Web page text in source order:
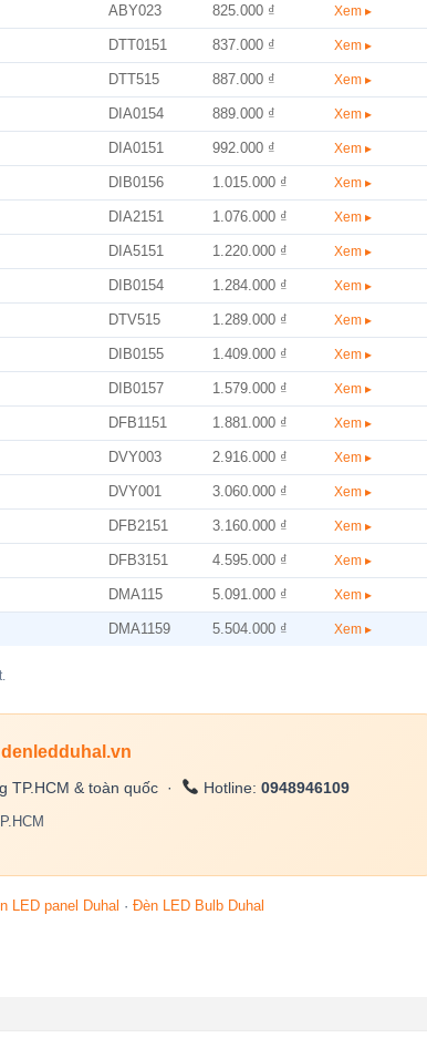
ABY023 825.000 ₫ Xem ▸
DTT0151 837.000 ₫ Xem ▸
DTT515 887.000 ₫ Xem ▸
DIA0154 889.000 ₫ Xem ▸
DIA0151 992.000 ₫ Xem ▸
DIB0156 1.015.000 ₫ Xem ▸
DIA2151 1.076.000 ₫ Xem ▸
DIA5151 1.220.000 ₫ Xem ▸
DIB0154 1.284.000 ₫ Xem ▸
DTV515 1.289.000 ₫ Xem ▸
DIB0155 1.409.000 ₫ Xem ▸
DIB0157 1.579.000 ₫ Xem ▸
DFB1151 1.881.000 ₫ Xem ▸
DVY003 2.916.000 ₫ Xem ▸
DVY001 3.060.000 ₫ Xem ▸
DFB2151 3.160.000 ₫ Xem ▸
DFB3151 4.595.000 ₫ Xem ▸
DMA115 5.091.000 ₫ Xem ▸
DMA1159 5.504.000 ₫ Xem ▸
denledduhal.vn
TP.HCM & toàn quốc · Hotline: 0948946109
LED panel Duhal · Đèn LED Bulb Duhal